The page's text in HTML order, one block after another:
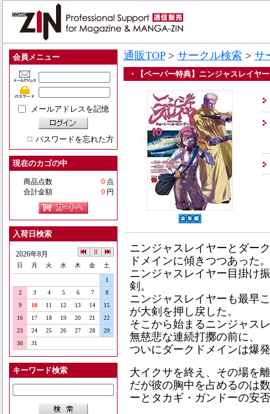
会員メニュー
メールアドレスを記憶
パスワードを忘れた方
現在のカゴの中
商品点数 0 点
合計金額
0 円
入荷日検索
2026年8月
日 月 火 水 木 金 土
1
2
3 4 5 6 7
8
9
10 11 12 13 14
15
16
17 18 19 20 21
22
23
24 25 26 27 28
29
30
31
キーワード検索
通販TOP> サークル検索 > サ
・【ペーパー特典】ニンジャスレイヤ
ニンジャスレイヤーとダー
ドメインに傾きつつあった。
ニンジャスレイヤー目掛け
剣。
ニンジャスレイヤーも最早
が大剣を押し戻した。
そこから始まるニンジャス
無慈悲な連続打擲の前に、
ついにダークドメインは爆
大イクサを終え、その場を
だが彼の胸中を占めるのは
ーとタカギ・ガンドーの安